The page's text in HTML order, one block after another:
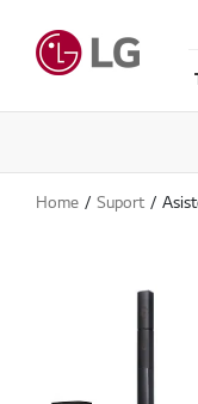
Home Suport